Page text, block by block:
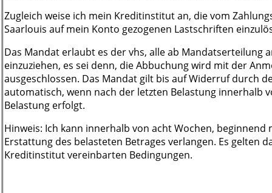
Zugleich weise ich mein Kreditinstitut an, die vom
Saarlouis auf mein Konto gezogenen Lastschriften
Das Mandat erlaubt es der vhs, alle ab Mandatserteilung
einzuziehen, es sei denn, die Abbuchung wird mit der
ausgeschlossen. Das Mandat gilt bis auf Widerruf durch
automatisch, wenn nach der letzten Belastung innerhalb
Belastung erfolgt.
Hinweis: Ich kann innerhalb von acht Wochen,
Erstattung des belasteten Betrages verlangen. Es gelten
Kreditinstitut vereinbarten Bedingungen.